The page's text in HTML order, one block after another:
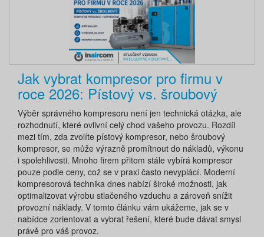
Jak vybrat kompresor pro firmu v
roce 2026: Pístový vs. šroubový
Výběr správného kompresoru není jen technická otázka, ale
rozhodnutí, které ovlivní celý chod vašeho provozu. Rozdíl
mezi tím, zda zvolíte pístový kompresor, nebo šroubový
kompresor, se může výrazně promítnout do nákladů, výkonu
i spolehlivosti. Mnoho firem přitom stále vybírá kompresor
pouze podle ceny, což se v praxi často nevyplácí. Moderní
kompresorová technika dnes nabízí široké možnosti, jak
optimalizovat výrobu stlačeného vzduchu a zároveň snížit
provozní náklady. V tomto článku vám ukážeme, jak se v
nabídce zorientovat a vybrat řešení, které bude dávat smysl
právě pro váš provoz.